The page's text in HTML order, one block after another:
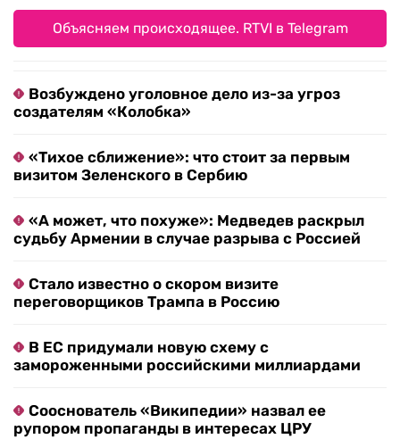
Объясняем происходящее. RTVI в Telegram
Возбуждено уголовное дело из-за угроз
создателям «Колобка»
«Тихое сближение»: что стоит за первым
визитом Зеленского в Сербию
«А может, что похуже»: Медведев раскрыл
судьбу Армении в случае разрыва с Россией
Стало известно о скором визите
переговорщиков Трампа в Россию
В ЕС придумали новую схему с
замороженными российскими миллиардами
Сооснователь «Википедии» назвал ее
рупором пропаганды в интересах ЦРУ